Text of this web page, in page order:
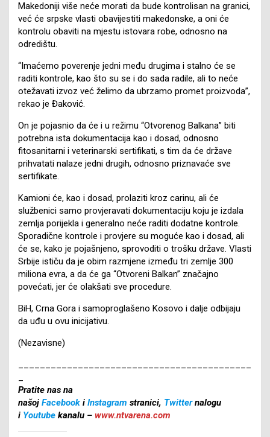
Makedoniji više neće morati da bude kontrolisan na granici,
već će srpske vlasti obavijestiti makedonske, a oni će
kontrolu obaviti na mjestu istovara robe, odnosno na
odredištu.
“Imaćemo poverenje jedni među drugima i stalno će se
raditi kontrole, kao što su se i do sada radile, ali to neće
otežavati izvoz već želimo da ubrzamo promet proizvoda”,
rekao je Đaković.
On je pojasnio da će i u režimu “Otvorenog Balkana” biti
potrebna ista dokumentacija kao i dosad, odnosno
fitosanitarni i veterinarski sertifikati, s tim da će države
prihvatati nalaze jedni drugih, odnosno priznavaće sve
sertifikate.
Kamioni će, kao i dosad, prolaziti kroz carinu, ali će
službenici samo provjeravati dokumentaciju koju je izdala
zemlja porijekla i generalno neće raditi dodatne kontrole.
Sporadične kontrole i provjere su moguće kao i dosad, ali
će se, kako je pojašnjeno, sprovoditi o trošku države. Vlasti
Srbije ističu da je obim razmjene između tri zemlje 300
miliona evra, a da će ga “Otvoreni Balkan” značajno
povećati, jer će olakšati sve procedure.
BiH, Crna Gora i samoproglašeno Kosovo i dalje odbijaju
da uđu u ovu inicijativu.
(Nezavisne)
Pratite nas na
našoj Facebook i Instagram stranici, Twitternalogu
i Youtube kanalu – www.ntvarena.com